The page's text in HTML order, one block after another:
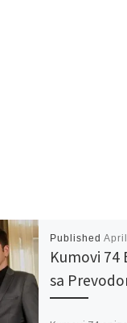
Published
Kumovi 74
sa